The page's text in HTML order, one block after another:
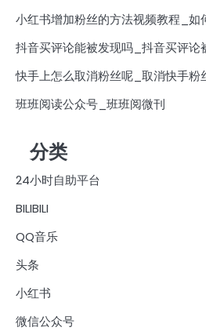
小红书增加粉丝的方法视频教程_如
抖音买评论能被发现吗_抖音买评论
快手上怎么取消粉丝呢_取消快手粉
班班阅读公众号_班班阅微刊
分类
24小时自助平台
BILIBILI
QQ音乐
头条
小红书
微信公众号